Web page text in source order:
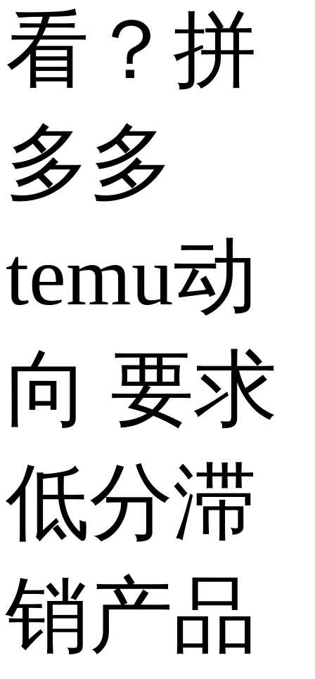
看？拼
多多
temu动
向 要求
低分滞
销产品